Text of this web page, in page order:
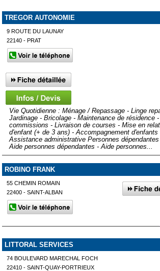
TREGOR AUTONOMIE
9 ROUTE DU LAUNAY
22140 - PRAT
Vie Quotidienne : Ménage / Repassage - Linge
Jardinage - Bricolage - Maintenance de résidence
commissions - Livraison de courses - Mise en
d'enfant (+ de 3 ans) - Accompagnement
Assistance administrative Personnes
Aide personnes dépendantes - Aide personnes...
ROBINO FRANK
55 CHEMIN ROMAIN
22400 - SAINT-ALBAN
LITTORAL SERVICES
74 BOULEVARD MARECHAL FOCH
22410 - SAINT-QUAY-PORTRIEUX